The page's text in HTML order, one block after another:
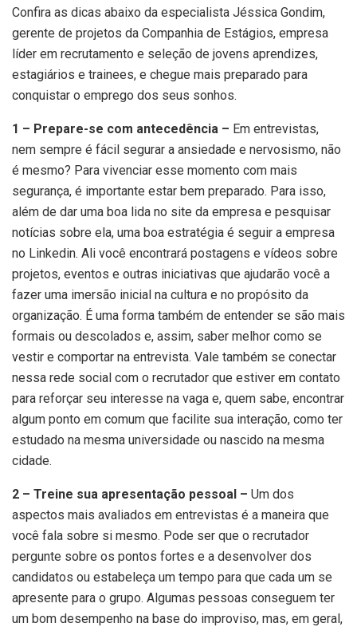
Confira as dicas abaixo da especialista Jéssica Gondim,
gerente de projetos da Companhia de Estágios, empresa
líder em recrutamento e seleção de jovens aprendizes,
estagiários e trainees, e chegue mais preparado para
conquistar o emprego dos seus sonhos.
1 – Prepare-se com antecedência – Em entrevistas,
nem sempre é fácil segurar a ansiedade e nervosismo, não
é mesmo? Para vivenciar esse momento com mais
segurança, é importante estar bem preparado. Para isso,
além de dar uma boa lida no site da empresa e pesquisar
notícias sobre ela, uma boa estratégia é seguir a empresa
no Linkedin. Ali você encontrará postagens e vídeos sobre
projetos, eventos e outras iniciativas que ajudarão você a
fazer uma imersão inicial na cultura e no propósito da
organização. É uma forma também de entender se são mais
formais ou descolados e, assim, saber melhor como se
vestir e comportar na entrevista. Vale também se conectar
nessa rede social com o recrutador que estiver em contato
para reforçar seu interesse na vaga e, quem sabe, encontrar
algum ponto em comum que facilite sua interação, como ter
estudado na mesma universidade ou nascido na mesma
cidade.
2 – Treine sua apresentação pessoal – Um dos
aspectos mais avaliados em entrevistas é a maneira que
você fala sobre si mesmo. Pode ser que o recrutador
pergunte sobre os pontos fortes e a desenvolver dos
candidatos ou estabeleça um tempo para que cada um se
apresente para o grupo. Algumas pessoas conseguem ter
um bom desempenho na base do improviso, mas, em geral,